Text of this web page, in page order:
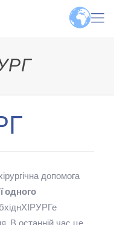
допомога
одного